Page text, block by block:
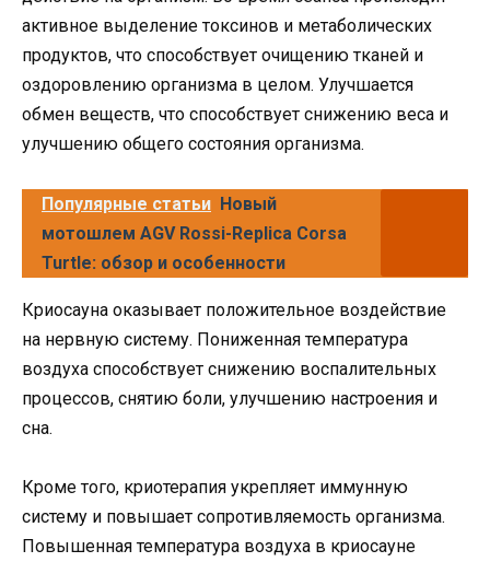
активное выделение токсинов и метаболических
продуктов, что способствует очищению тканей и
оздоровлению организма в целом. Улучшается
обмен веществ, что способствует снижению веса и
улучшению общего состояния организма.
Популярные статьи Новый
мотошлем AGV Rossi-Replica Corsa
Turtle: обзор и особенности
Криосауна оказывает положительное воздействие
на нервную систему. Пониженная температура
воздуха способствует снижению воспалительных
процессов, снятию боли, улучшению настроения и
сна.
Кроме того, криотерапия укрепляет иммунную
систему и повышает сопротивляемость организма.
Повышенная температура воздуха в криосауне